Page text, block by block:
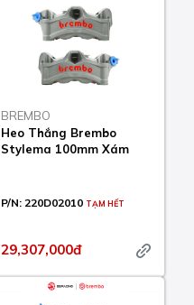
BREMBO
Heo Thắng Brembo
Stylema 100mm Xám
P/N: 220D02010 TẠM HẾT
29,307,000đ